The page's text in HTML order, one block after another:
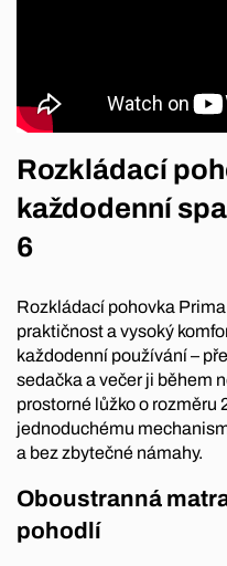
Rozkládací
každodenní
6
Rozkládací pohovka
praktičnost a vysoký
každodenní používání –
sedačka a večer ji během
prostorné lůžko o rozměru
jednoduchému
a bez zbytečné námahy.
Oboustranná
pohodlí